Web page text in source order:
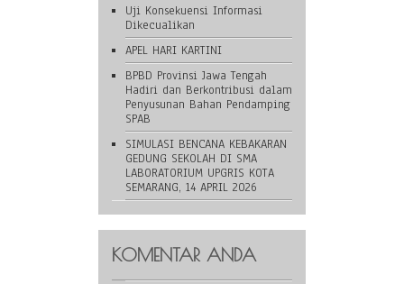
Uji Konsekuensi Informasi
Dikecualikan
APEL HARI KARTINI
BPBD Provinsi Jawa Tengah
Hadiri dan Berkontribusi dalam
Penyusunan Bahan Pendamping
SPAB
SIMULASI BENCANA KEBAKARAN
GEDUNG SEKOLAH DI SMA
LABORATORIUM UPGRIS KOTA
SEMARANG, 14 APRIL 2026
KOMENTAR ANDA